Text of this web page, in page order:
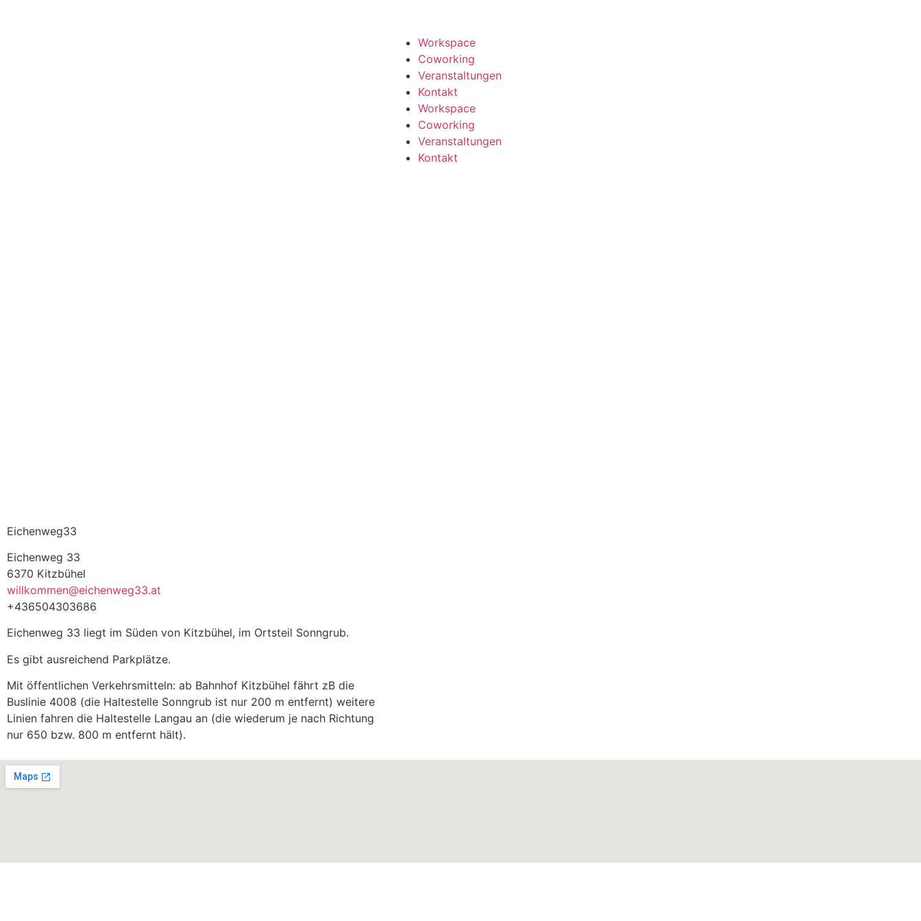
Workspace
Coworking
Veranstaltungen
Kontakt
Workspace
Coworking
Veranstaltungen
Kontakt
Eichenweg33
Eichenweg 33
6370 Kitzbühel
willkommen@eichenweg33.at
+436504303686
Eichenweg 33 liegt im Süden von Kitzbühel, im Ortsteil Sonngrub.
Es gibt ausreichend Parkplätze.
Mit öffentlichen Verkehrsmitteln: ab Bahnhof Kitzbühel fährt zB die
Buslinie 4008 (die Haltestelle Sonngrub ist nur 200 m entfernt) weitere
Linien fahren die Haltestelle Langau an (die wiederum je nach Richtung
nur 650 bzw. 800 m entfernt hält).